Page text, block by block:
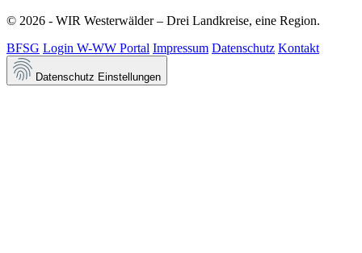
© 2026 - WIR Westerwälder – Drei Landkreise, eine Region.
BFSG Login W-WW Portal Impressum Datenschutz Kontakt
Datenschutz Einstellungen